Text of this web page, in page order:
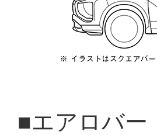
■エアロバー